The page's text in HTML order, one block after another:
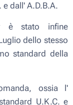
dall' A.D.B.A.
è stato infine
dello stesso
standard della
ossia l'
U.K.C. e